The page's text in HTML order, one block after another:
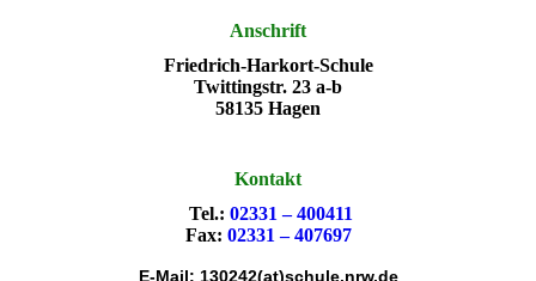
Anschrift
Friedrich-Harkort-Schule
Twittingstr. 23 a-b
58135 Hagen
Kontakt
Tel.: 02331 – 400411
Fax: 02331 – 407697
E-Mail: 130242(at)schule.nrw.de